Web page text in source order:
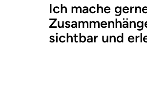
Ich mache
sichtbar und